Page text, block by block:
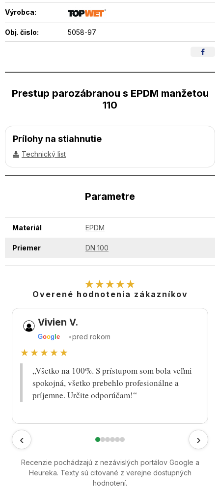
Výrobca:
Obj. čislo: 5058-97
Prestup parozábranou s EPDM manžetou
110
Prílohy na stiahnutie
Technický list
Parametre
Materiál EPDM
Priemer DN 100
★★★★★
Overené hodnotenia zákazníkov
‹
Vivien V.
Goog le •pred rokom
★★★★★
„Všetko na 100%. S prístupom som bola veľmi
spokojná, všetko prebehlo profesionálne a
príjemne. Určite odporúčam!“
›
Recenzie pochádzajú z nezávislých portálov Google a
Heureka. Texty sú citované z verejne dostupných
hodnotení.